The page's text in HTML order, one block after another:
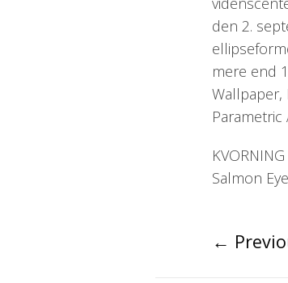
den 2.
mere end
Wallpaper,
Salmon
←